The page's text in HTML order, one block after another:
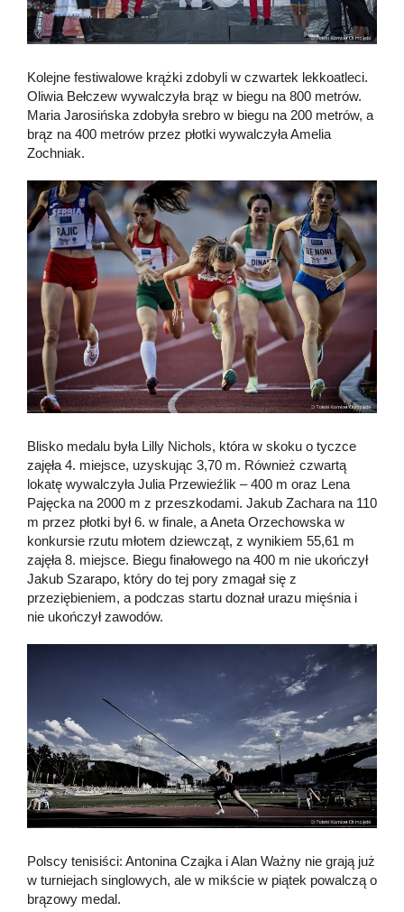
Kolejne festiwalowe krążki zdobyli w czwartek lekkoatleci.
Oliwia Bełczew wywalczyła brąz w biegu na 800 metrów.
Maria Jarosińska zdobyła srebro w biegu na 200 metrów, a
brąz na 400 metrów przez płotki wywalczyła Amelia
Zochniak.
Blisko medalu była Lilly Nichols, która w skoku o tyczce
zajęła 4. miejsce, uzyskując 3,70 m. Również czwartą
lokatę wywalczyła Julia Przewieźlik – 400 m oraz Lena
Pajęcka na 2000 m z przeszkodami. Jakub Zachara na 110
m przez płotki był 6. w finale, a Aneta Orzechowska w
konkursie rzutu młotem dziewcząt, z wynikiem 55,61 m
zajęła 8. miejsce. Biegu finałowego na 400 m nie ukończył
Jakub Szarapo, który do tej pory zmagał się z
przeziębieniem, a podczas startu doznał urazu mięśnia i
nie ukończył zawodów.
Polscy tenisiści: Antonina Czajka i Alan Ważny nie grają już
w turniejach singlowych, ale w mikście w piątek powalczą o
brązowy medal.